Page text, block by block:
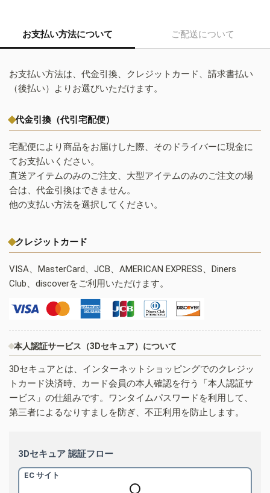
お支払い方法について ご配送について
お支払い方法は、代金引換、クレジットカード、請求書払い
（後払い）よりお選びいただけます。
代金引換（代引宅配便）
宅配便により商品をお届けした際、そのドライバーに現金に
てお支払いください。
直送アイテムのみのご注文、大型アイテムのみのご注文の場
合は、代金引換はできません。
他の支払い方法を選択してください。
クレジットカード
VISA、MasterCard、JCB、AMERICAN EXPRESS、Diners
Club、discoverをご利用いただけます。
本人認証サービス（3Dセキュア）について
3Dセキュアとは、インターネットショッピングでのクレジッ
トカード決済時、カード会員の本人確認を行う「本人認証サ
ービス」の仕組みです。ワンタイムパスワードを利用して、
第三者によるなりすましを防ぎ、不正利用を防止します。
3Dセキュア 認証フロー
EC サイト